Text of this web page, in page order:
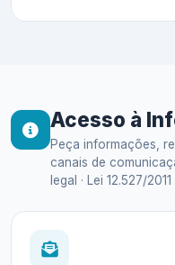
Acesso à
Peça informações,
canais de
legal · Lei 12.527/